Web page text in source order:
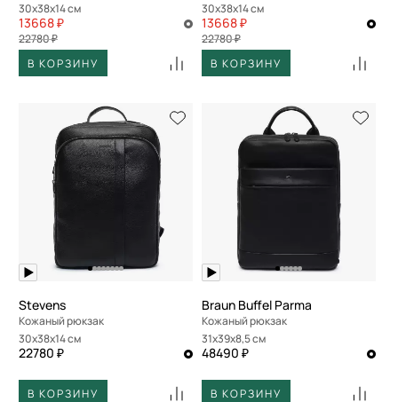
30x38x14 см
13668 ₽
22780 ₽
В КОРЗИНУ
30x38x14 см
13668 ₽
22780 ₽
В КОРЗИНУ
Stevens
Кожаный рюкзак
30x38x14 см
22780 ₽
В КОРЗИНУ
Braun Buffel Parma
Кожаный рюкзак
31x39x8,5 см
48490 ₽
В КОРЗИНУ